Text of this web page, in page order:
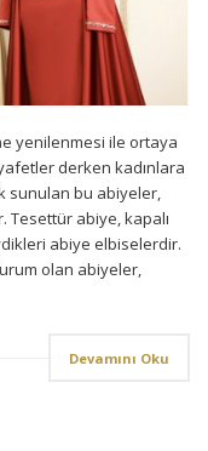
yenilenmesi ile ortaya
derken kadınlara
sunulan bu abiyeler,
Tesettür abiye, kapalı
abiye elbiselerdir.
olan abiyeler,
Devamını Oku